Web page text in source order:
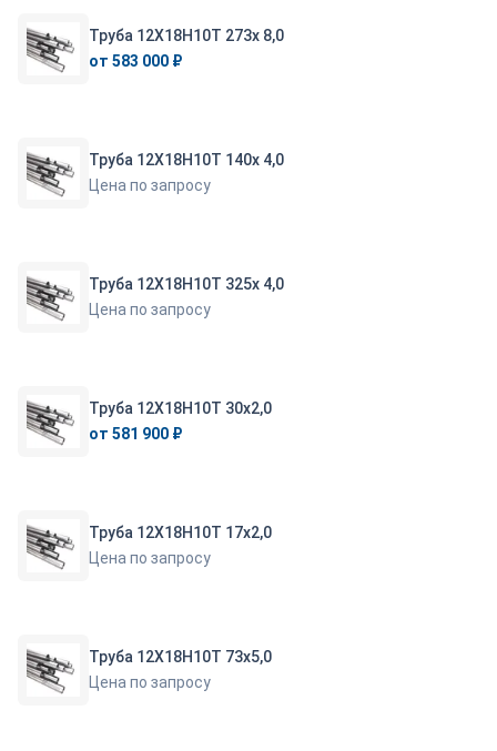
Труба 12Х18Н10Т 273х 8,0
от 583 000 ₽
Труба 12Х18Н10Т 140х 4,0
Цена по запросу
Труба 12Х18Н10Т 325х 4,0
Цена по запросу
Труба 12Х18Н10Т 30х2,0
от 581 900 ₽
Труба 12Х18Н10Т 17х2,0
Цена по запросу
Труба 12Х18Н10Т 73х5,0
Цена по запросу